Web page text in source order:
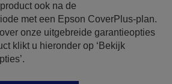
ook na de
met een Epson CoverPlus-plan.
onze uitgebreide garantieopties
klikt u hieronder op ‘Bekijk